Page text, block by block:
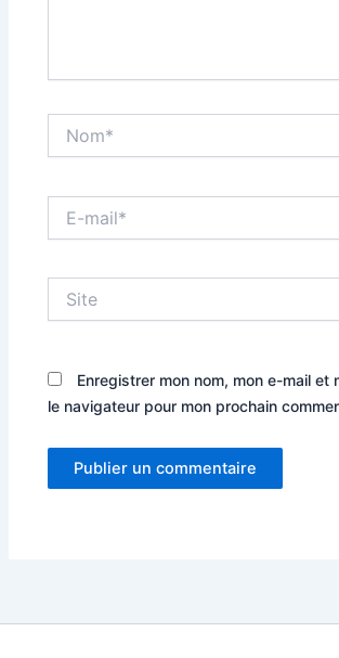
mail*
Enregistrer mon nom, mon e-mail et
le navigateur pour mon prochain